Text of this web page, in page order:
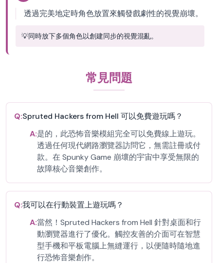
透過完美地定時角色放置來觸發戲劇性的視覺崩壞。
💡同時放下多個角色以創建同步的視覺混亂。
常見問題
Q:Spruted Hackers from Hell 可以免費遊玩嗎？
A:是的，此恐怖音樂模組完全可以免費線上遊玩。
透過任何現代網路瀏覽器訪問它，無需註冊或付
款。在 Spunky Game 崩壞的宇宙中享受無限的
故障核心音樂創作。
Q:我可以在行動裝置上遊玩嗎？
A:當然！Spruted Hackers from Hell 針對桌面和行
動瀏覽器進行了優化。觸控友善的介面可在智慧
型手機和平板電腦上無縫運行，以便隨時隨地進
行恐怖音樂創作。